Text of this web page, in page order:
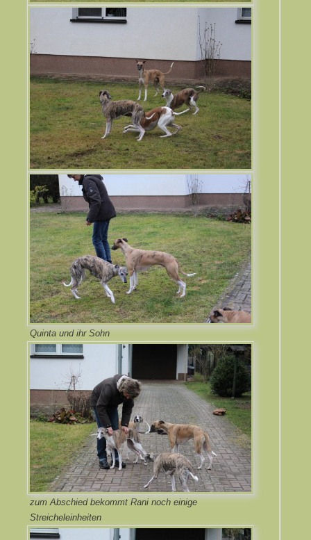
Quinta und ihr Sohn
zum Abschied bekommt Rani noch einige
Streicheleinheiten